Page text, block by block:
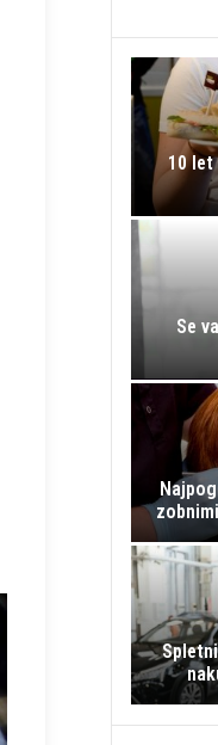
10 let
Se